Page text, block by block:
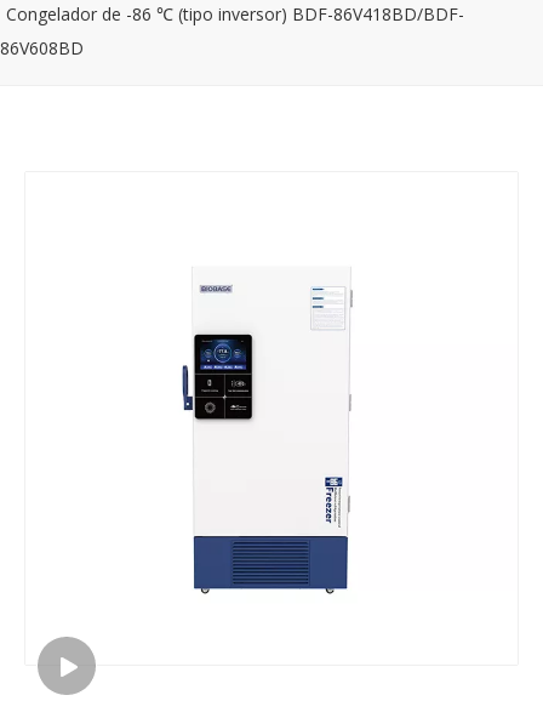
20240510
Congelador de -86 ℃ (tipo inversor) BDF-86V418BD/BDF-
86V608BD